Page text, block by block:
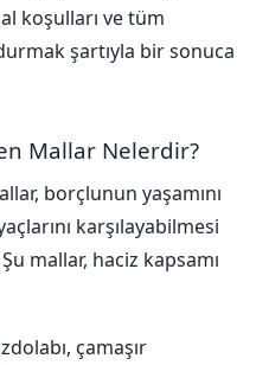
koşulları ve tüm
şartıyla bir sonuca
Mallar Nelerdir?
borçlunun yaşamını
karşılayabilmesi
mallar, haciz kapsamı
çamaşır